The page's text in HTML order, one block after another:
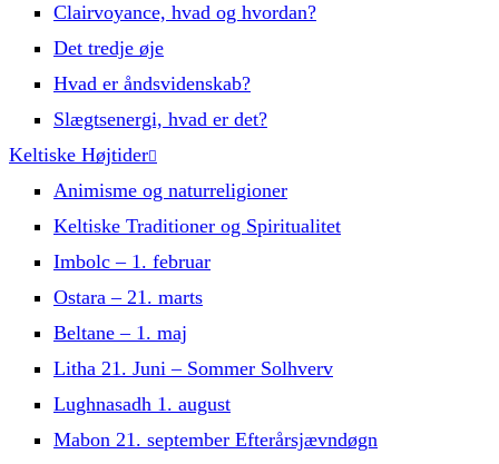
Clairvoyance, hvad og hvordan?
Det tredje øje
Hvad er åndsvidenskab?
Slægtsenergi, hvad er det?
Keltiske Højtider
Animisme og naturreligioner
Keltiske Traditioner og Spiritualitet
Imbolc – 1. februar
Ostara – 21. marts
Beltane – 1. maj
Litha 21. Juni – Sommer Solhverv
Lughnasadh 1. august
Mabon 21. september Efterårsjævndøgn